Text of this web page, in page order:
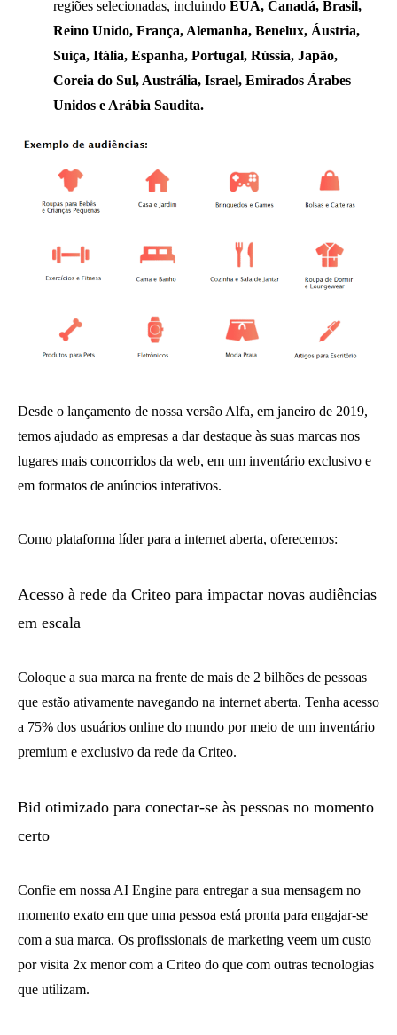
regiões selecionadas, incluindo EUA, Canadá, Brasil,
Reino Unido, França, Alemanha, Benelux, Áustria,
Suíça, Itália, Espanha, Portugal, Rússia, Japão,
Coreia do Sul, Austrália, Israel, Emirados Árabes
Unidos e Arábia Saudita.
Desde o lançamento de nossa versão Alfa, em janeiro de 2019,
temos ajudado as empresas a dar destaque às suas marcas nos
lugares mais concorridos da web, em um inventário exclusivo e
em formatos de anúncios interativos.
Como plataforma líder para a internet aberta, oferecemos:
Acesso à rede da Criteo para impactar novas audiências
em escala
Coloque a sua marca na frente de mais de 2 bilhões de pessoas
que estão ativamente navegando na internet aberta. Tenha acesso
a 75% dos usuários online do mundo por meio de um inventário
premium e exclusivo da rede da Criteo.
Bid otimizado para conectar-se às pessoas no momento
certo
Confie em nossa AI Engine para entregar a sua mensagem no
momento exato em que uma pessoa está pronta para engajar-se
com a sua marca. Os profissionais de marketing veem um custo
por visita 2x menor com a Criteo do que com outras tecnologias
que utilizam.